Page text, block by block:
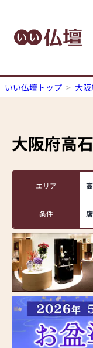
いい仏壇トップ 大
大阪府高
エリア
条件